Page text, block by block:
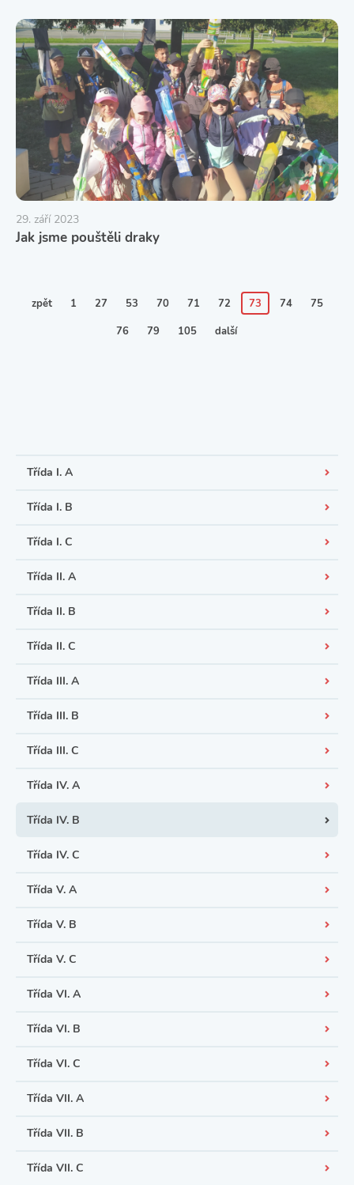
29. září 2023
Jak jsme pouštěli draky
zpět 1 27 53 70 71 72 73 74 75
76 79 105 další
Třída I. A
Třída I. B
Třída I. C
Třída II. A
Třída II. B
Třída II. C
Třída III. A
Třída III. B
Třída III. C
Třída IV. A
Třída IV. B
Třída IV. C
Třída V. A
Třída V. B
Třída V. C
Třída VI. A
Třída VI. B
Třída VI. C
Třída VII. A
Třída VII. B
Třída VII. C